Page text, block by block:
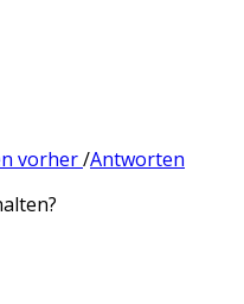
vorher/Antworten